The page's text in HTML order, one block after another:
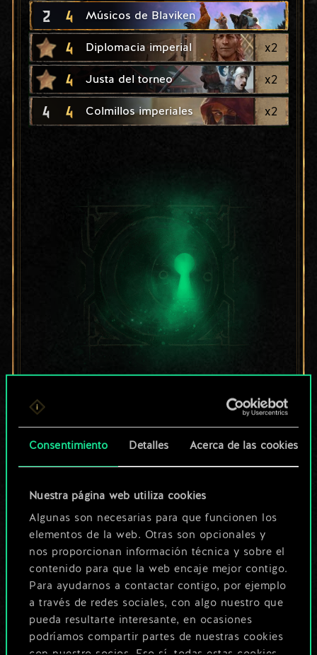
Consentimiento Detalles Acerca de las cookies
Nuestra página web utiliza cookies
Algunas son necesarias para que funcionen los
elementos de la web. Otras son opcionales y
nos proporcionan información técnica y sobre el
contenido para que la web encaje mejor contigo.
Para ayudarnos a contactar contigo, por ejemplo
a través de redes sociales, con algo nuestro que
pueda resultarte interesante, en ocasiones
podríamos compartir partes de nuestras cookies
2 4 Músicos de Blaviken
4 Diplomacia imperial x2
4 Justa del torneo x2
4 4 Colmillos imperiales x2
un conjunto de
cartas compartido.
ser mucho más!
Poner nombre a esta baraja y crear
una guía